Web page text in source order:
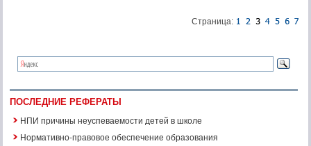
Страница:
ПОСЛЕДНИЕ РЕФЕРАТЫ
НПИ причины неуспеваемости детей в школе
Нормативно-правовое обеспечение образования